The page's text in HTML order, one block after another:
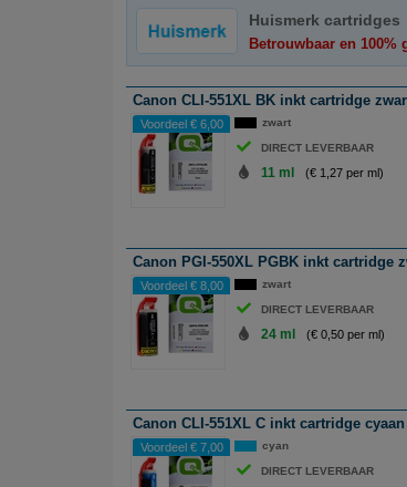
Huismerk cartridges
Betrouwbaar en 100%
Canon CLI-551XL BK inkt cartridge
Voordeel € 6,00 zwart
DIRECT LEVERBAAR
11 ml (€ 1,27 per ml)
Canon PGI-550XL PGBK inkt cartridge
Voordeel € 8,00 zwart
DIRECT LEVERBAAR
24 ml (€ 0,50 per ml)
Canon CLI-551XL C inkt cartridge
Voordeel € 7,00 cyan
DIRECT LEVERBAAR